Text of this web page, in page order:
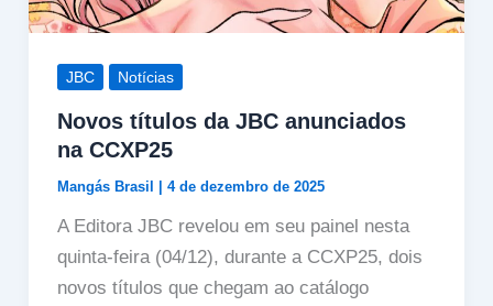
JBC Notícias
Novos títulos da JBC anunciados
na CCXP25
Mangás Brasil 4 de dezembro de 2025
A Editora JBC revelou em seu painel nesta
quinta-feira (04/12), durante a CCXP25, dois
novos títulos que chegam ao catálogo